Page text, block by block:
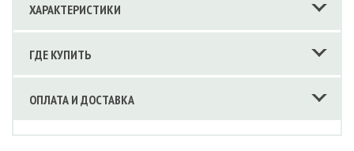
ХАРАКТЕРИСТИКИ
ГДЕ КУПИТЬ
ОПЛАТА И ДОСТАВКА